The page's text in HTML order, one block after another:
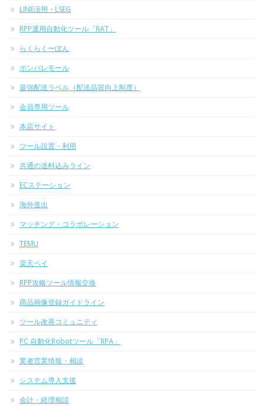
LINE活用・LSEG
RPP運用自動化ツール「RAT」
らくらくーぽん
ポンパレモール
最強配送ラベル（配送品質向上制度）
会員専用ツール
本店サイト
ツール設置・利用
共通の送料込みライン
ECステーション
海外進出
マッチング・コラボレーション
TEMU
楽天ペイ
RPP攻略ツール情報交換
商品画像登録ガイドライン
ツール改善コミュニティ
PC 自動化Robotツール「RPA」
業者営業情報・相談
システム導入支援
会計・経理相談